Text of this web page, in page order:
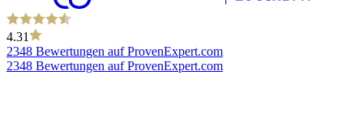
4.31
2348 Bewertungen auf ProvenExpert.com
2348 Bewertungen auf ProvenExpert.com